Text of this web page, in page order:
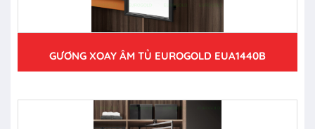
GƯƠNG XOAY ÂM TỦ EUROGOLD EUA1440B